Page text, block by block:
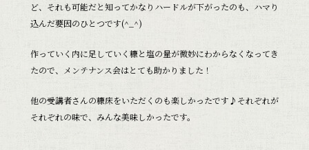
ど、それも可能だと知ってかなりハードルが下がったのも、ハマり
込んだ要因のひとつです(^_^)
作っていく内に足していく糠と塩の量が微妙にわからなくなってき
たので、メンテナンス会はとても助かりました！
他の受講者さんの糠床をいただくのも楽しかったです♪それぞれが
それぞれの味で、みんな美味しかったです。